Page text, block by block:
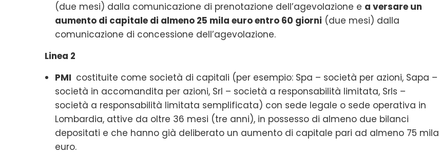
(due mesi) dalla comunicazione di prenotazione dell’agevolazione e a versare un
aumento di capitale di almeno 25 mila euro entro 60 giorni (due mesi) dalla
comunicazione di concessione dell’agevolazione.
Linea 2
PMI costituite come società di capitali (per esempio: Spa – società per azioni, Sapa –
società in accomandita per azioni, Srl – società a responsabilità limitata, Srls –
società a responsabilità limitata semplificata) con sede legale o sede operativa in
Lombardia, attive da oltre 36 mesi (tre anni), in possesso di almeno due bilanci
depositati e che hanno già deliberato un aumento di capitale pari ad almeno 75 mila
euro.